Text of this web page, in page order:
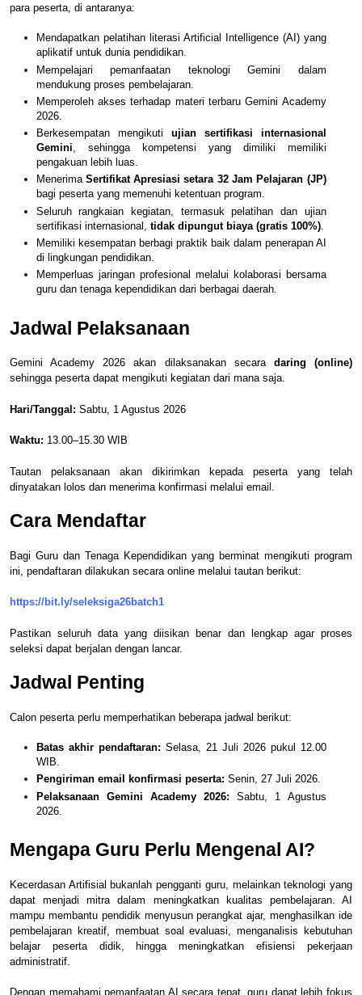
para peserta, di antaranya:
Mendapatkan pelatihan literasi Artificial Intelligence (AI) yang
aplikatif untuk dunia pendidikan.
Mempelajari pemanfaatan teknologi Gemini dalam
mendukung proses pembelajaran.
Memperoleh akses terhadap materi terbaru Gemini Academy
2026.
Berkesempatan mengikuti ujian sertifikasi internasional
Gemini, sehingga kompetensi yang dimiliki memiliki
pengakuan lebih luas.
Menerima Sertifikat Apresiasi setara 32 Jam Pelajaran (JP)
bagi peserta yang memenuhi ketentuan program.
Seluruh rangkaian kegiatan, termasuk pelatihan dan ujian
sertifikasi internasional, tidak dipungut biaya (gratis 100%).
Memiliki kesempatan berbagi praktik baik dalam penerapan AI
di lingkungan pendidikan.
Memperluas jaringan profesional melalui kolaborasi bersama
guru dan tenaga kependidikan dari berbagai daerah.
Jadwal Pelaksanaan
Gemini Academy 2026 akan dilaksanakan secara daring (online)
sehingga peserta dapat mengikuti kegiatan dari mana saja.
Hari/Tanggal: Sabtu, 1 Agustus 2026
Waktu: 13.00–15.30 WIB
Tautan pelaksanaan akan dikirimkan kepada peserta yang telah
dinyatakan lolos dan menerima konfirmasi melalui email.
Cara Mendaftar
Bagi Guru dan Tenaga Kependidikan yang berminat mengikuti program
ini, pendaftaran dilakukan secara online melalui tautan berikut:
https://bit.ly/seleksiga26batch1
Pastikan seluruh data yang diisikan benar dan lengkap agar proses
seleksi dapat berjalan dengan lancar.
Jadwal Penting
Calon peserta perlu memperhatikan beberapa jadwal berikut:
Batas akhir pendaftaran: Selasa, 21 Juli 2026 pukul 12.00
WIB.
Pengiriman email konfirmasi peserta: Senin, 27 Juli 2026.
Pelaksanaan Gemini Academy 2026: Sabtu, 1 Agustus
2026.
Mengapa Guru Perlu Mengenal AI?
Kecerdasan Artifisial bukanlah pengganti guru, melainkan teknologi yang
dapat menjadi mitra dalam meningkatkan kualitas pembelajaran. AI
mampu membantu pendidik menyusun perangkat ajar, menghasilkan ide
pembelajaran kreatif, membuat soal evaluasi, menganalisis kebutuhan
belajar peserta didik, hingga meningkatkan efisiensi pekerjaan
administratif.
Dengan memahami pemanfaatan AI secara tepat, guru dapat lebih fokus